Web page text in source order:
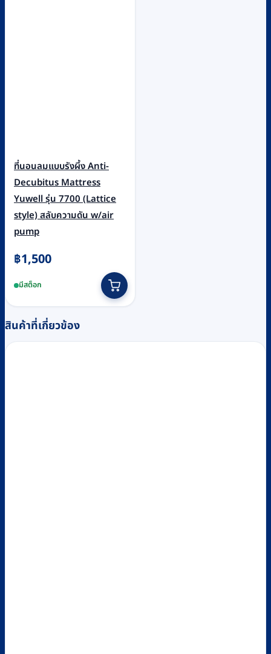
ที่นอนลมแบบรังผึ้ง Anti-
Decubitus Mattress
Yuwell รุ่น 7700 (Lattice
style) สลับความดัน w/air
pump
฿1,500
มีสต็อก
สินค้าที่เกี่ยวข้อง